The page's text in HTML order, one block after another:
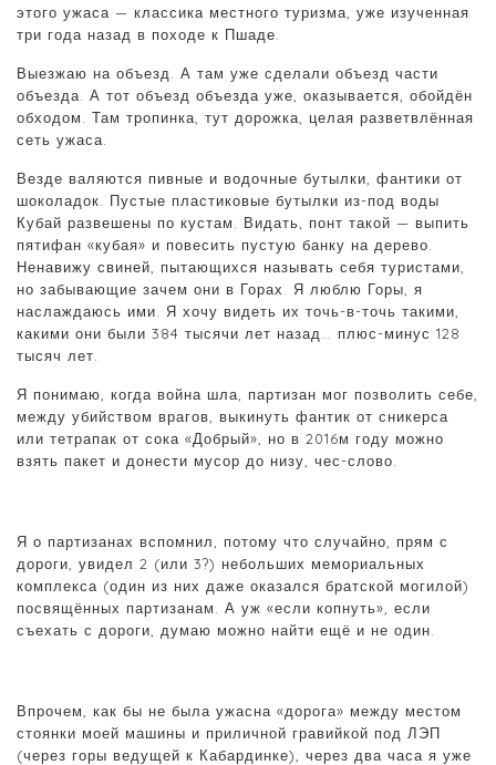
этого ужаса — классика местного туризма, уже изученная
три года назад в походе к Пшаде.
Выезжаю на объезд. А там уже сделали объезд части
объезда. А тот объезд объезда уже, оказывается, обойдён
обходом. Там тропинка, тут дорожка, целая разветвлённая
сеть ужаса.
Везде валяются пивные и водочные бутылки, фантики от
шоколадок. Пустые пластиковые бутылки из-под воды
Кубай развешены по кустам. Видать, понт такой — выпить
пятифан «кубая» и повесить пустую банку на дерево.
Ненавижу свиней, пытающихся называть себя туристами,
но забывающие зачем они в Горах. Я люблю Горы, я
наслаждаюсь ими. Я хочу видеть их точь-в-точь такими,
какими они были 384 тысячи лет назад… плюс-минус 128
тысяч лет.
Я понимаю, когда война шла, партизан мог позволить себе,
между убийством врагов, выкинуть фантик от сникерса
или тетрапак от сока «Добрый», но в 2016м году можно
взять пакет и донести мусор до низу, чес-слово.
Я о партизанах вспомнил, потому что случайно, прям с
дороги, увидел 2 (или 3?) небольших мемориальных
комплекса (один из них даже оказался братской могилой)
посвящённых партизанам. А уж «если копнуть», если
съехать с дороги, думаю можно найти ещё и не один.
Впрочем, как бы не была ужасна «дорога» между местом
стоянки моей машины и приличной гравийкой под ЛЭП
(через горы ведущей к Кабардинке), через два часа я уже